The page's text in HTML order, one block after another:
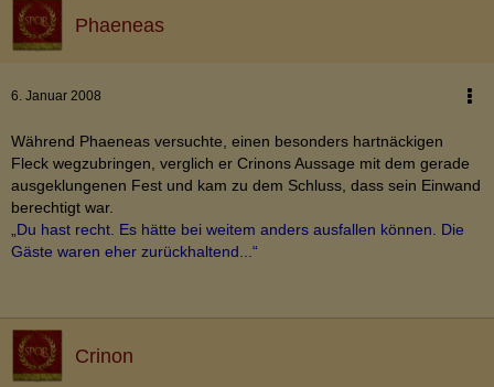
Phaeneas
6. Januar 2008
Während Phaeneas versuchte, einen besonders hartnäckigen
Fleck wegzubringen, verglich er Crinons Aussage mit dem gerade
ausgeklungenen Fest und kam zu dem Schluss, dass sein Einwand
berechtigt war.
„Du hast recht. Es hätte bei weitem anders ausfallen können. Die
Gäste waren eher zurückhaltend...“
Crinon